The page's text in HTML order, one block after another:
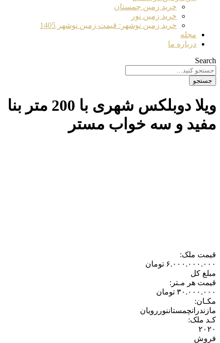
خرید زمین چمستان
خرید زمین نور
خرید زمین نوشهر: قیمت زمین نوشهر 1405
مجله
درباره ما
Search
جستجو
ویلا دوبلکس شهری با 200 متر بنا
مفید و سه خواب مستر
قیمت ملک:
۶.۰۰۰.۰۰۰.۰۰۰ تومان
مبلغ کل
قیمت هر مـتر:
۳۰.۰۰۰.۰۰۰ تومان
مکـان:
مازندرانچمستاننور رویان
کـد ملک:
۲۰۲۰
فروش